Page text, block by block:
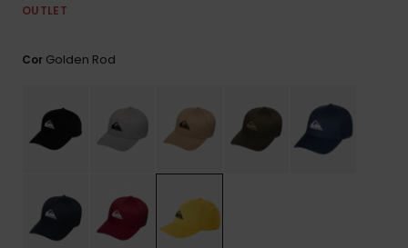
OUTLET
Cor Golden Rod